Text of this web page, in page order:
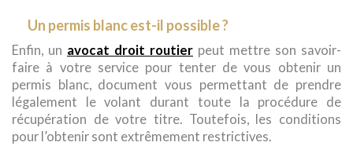
Un permis blanc est-il possible ?
Enfin, un avocat droit routier peut mettre son savoir-
faire à votre service pour tenter de vous obtenir un
permis blanc, document vous permettant de prendre
légalement le volant durant toute la procédure de
récupération de votre titre. Toutefois, les conditions
pour l’obtenir sont extrêmement restrictives.